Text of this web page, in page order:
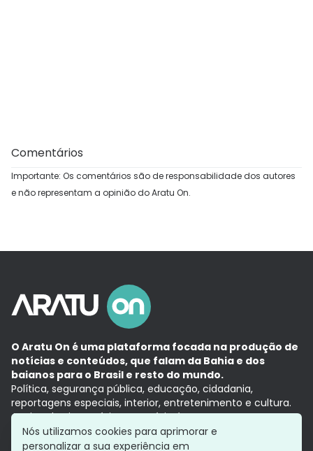
Comentários
Importante: Os comentários são de responsabilidade dos autores
e não representam a opinião do Aratu On.
O Aratu On é uma plataforma focada na produção de
notícias e conteúdos, que falam da Bahia e dos
baianos para o Brasil e resto do mundo.
Política, segurança pública, educação, cidadania,
reportagens especiais, interior, entretenimento e cultura.
Aqui, tudo vira notícia e a notícia é no tempo presente,
com a credibilidade do Grupo Aratu.
Grupo Aratu
Política de privacidade
Nós utilizamos cookies para aprimorar e
personalizar a sua experiência em